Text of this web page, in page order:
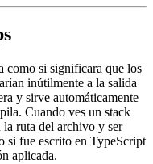
como si significara que los
inútilmente a la salida
y sirve automáticamente
Cuando ves un stack
la ruta del archivo y ser
si fue escrito en TypeScript
aplicada.